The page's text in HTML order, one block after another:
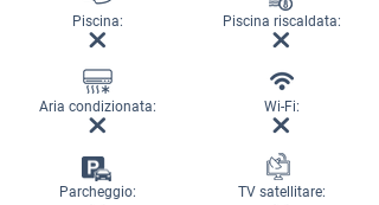
Piscina:
Aria condizionata:
Parcheggio:
Piscina riscaldata:
Wi-Fi:
TV satellitare: